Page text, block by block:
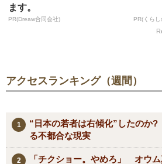
ます。
PR(Dreaw合同会社) PR(くら
アクセスランキング（週間）
“日本の若者は右傾化”したのか?
る不都合な現実
「チクショー。やめろ」 オウ